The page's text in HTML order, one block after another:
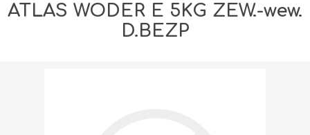
ATLAS WODER E 5KG ZEW.-wew.
D.BEZP